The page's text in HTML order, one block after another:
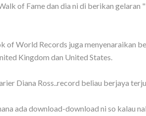
of Fame dan dia ni di berikan gelaran
of World Records juga menyenaraikan
Kingdom dan United States.
Diana Ross..record beliau berjaya
ada download-download ni so kalau